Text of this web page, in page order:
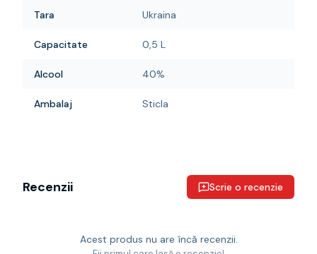
Tara Ukraina
Capacitate 0,5 L
Alcool 40%
Ambalaj Sticla
Recenzii Scrie o recenzie
Acest produs nu are încă recenzii.